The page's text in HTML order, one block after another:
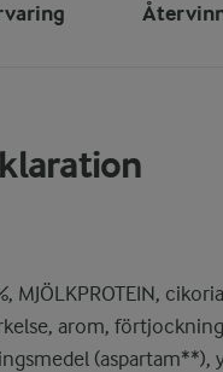
MJÖLKPROTEIN,
arom,
(aspartam**),